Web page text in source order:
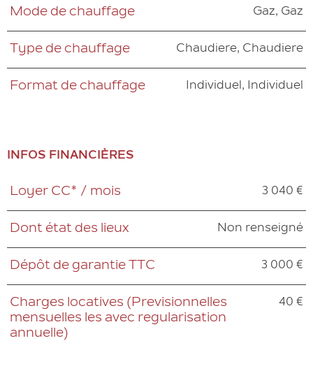
Mode de chauffage Gaz, Gaz
Type de chauffage Chaudiere, Chaudiere
Format de chauffage Individuel, Individuel
INFOS FINANCIÈRES
Caractéristiques Valeurs
Loyer CC* / mois 3 040 €
Dont état des lieux Non renseigné
Dépôt de garantie TTC 3 000 €
Charges locatives (Previsionnelles
mensuelles les avec regularisation
annuelle)
40 €